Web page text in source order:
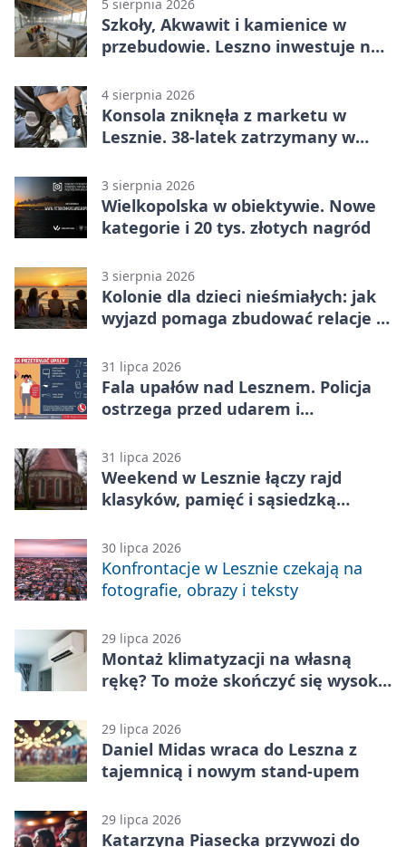
5 sierpnia 2026
Szkoły, Akwawit i kamienice w
przebudowie. Leszno inwestuje na
4 sierpnia 2026
Konsola zniknęła z marketu w
Lesznie. 38-latek zatrzymany w
3 sierpnia 2026
Wielkopolska w obiektywie. Nowe
kategorie i 20 tys. złotych nagród
3 sierpnia 2026
Kolonie dla dzieci nieśmiałych: jak
wyjazd pomaga zbudować relacje z
31 lipca 2026
Fala upałów nad Lesznem. Policja
ostrzega przed udarem i
31 lipca 2026
Weekend w Lesznie łączy rajd
klasyków, pamięć i sąsiedzką
30 lipca 2026
Konfrontacje w Lesznie czekają na
fotografie, obrazy i teksty
29 lipca 2026
Montaż klimatyzacji na własną
rękę? To może skończyć się wysoką
29 lipca 2026
Daniel Midas wraca do Leszna z
tajemnicą i nowym stand-upem
29 lipca 2026
Katarzyna Piasecka przywozi do